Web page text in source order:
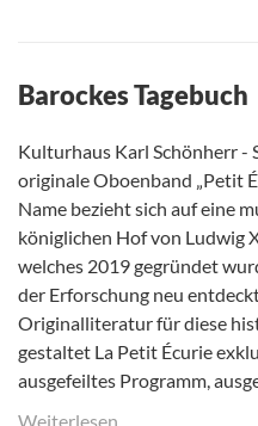
Barockes Tagebuch
Kulturhaus Karl Schönherr -
originale Oboenband „Petit
Name bezieht sich auf eine
königlichen Hof von Ludwig
welches 2019 gegründet
der Erforschung neu
Originalliteratur für diese
gestaltet La Petit Écurie
ausgefeiltes Programm,
Weiterlesen